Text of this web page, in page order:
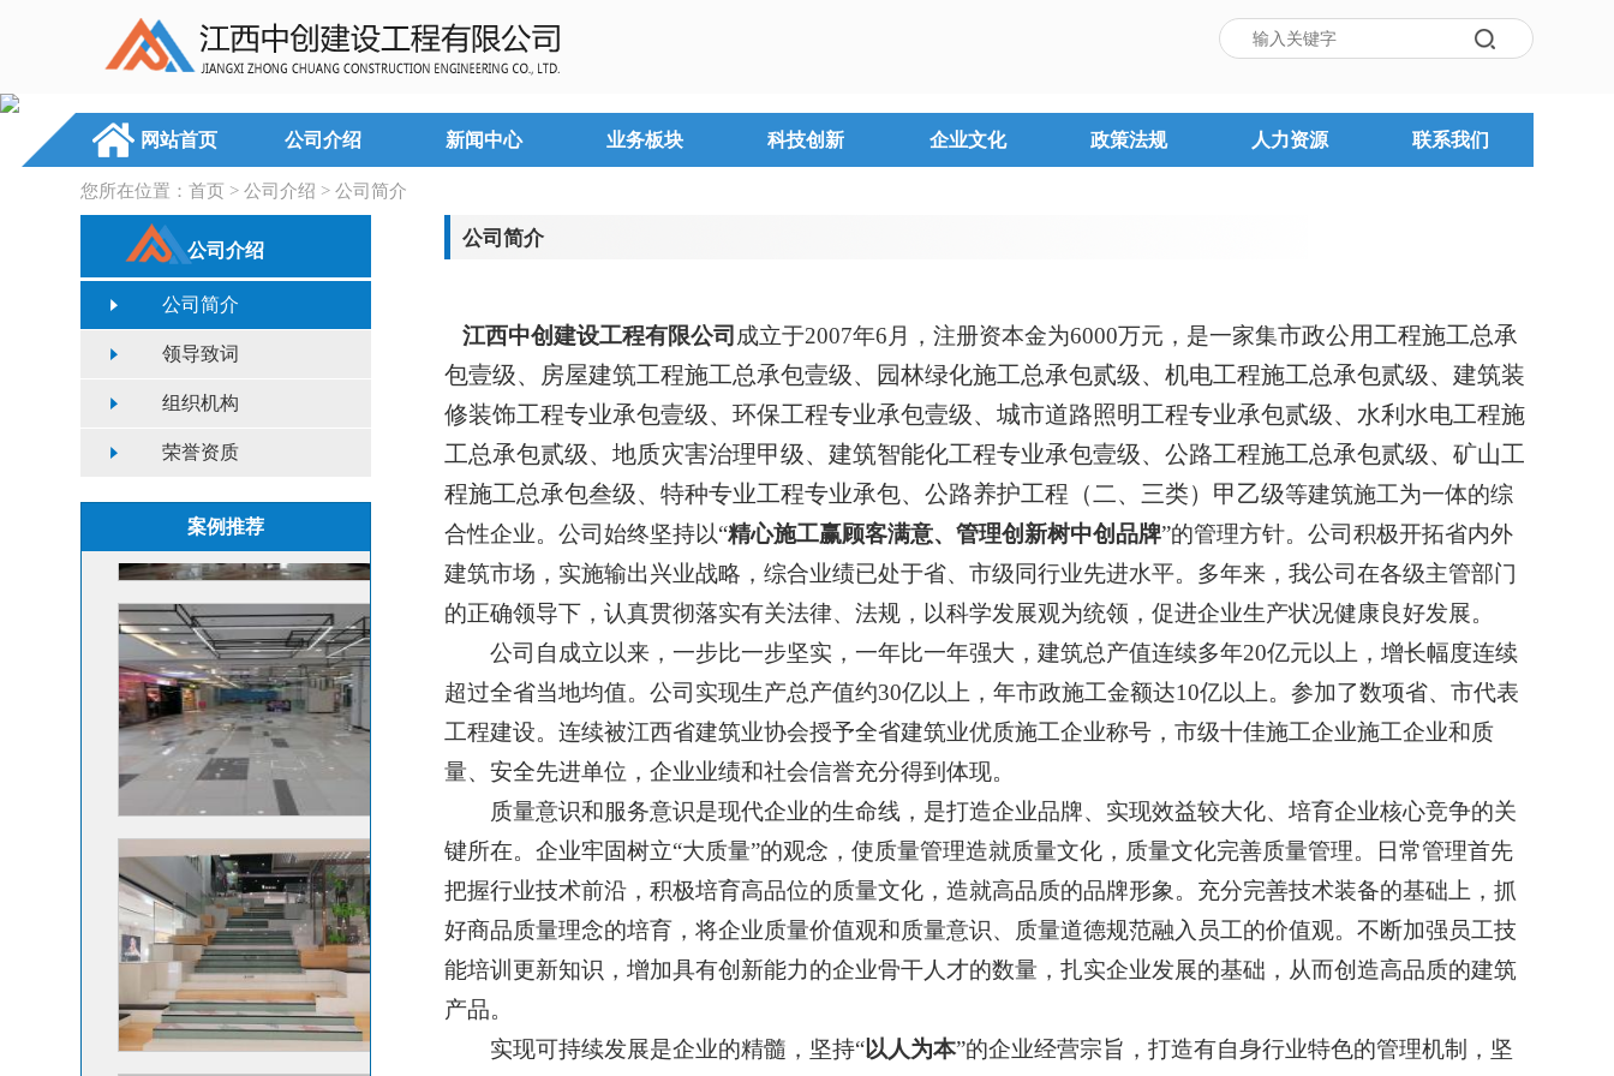
公司简介
网站首页 公司介绍 新闻中心 业务板块 科技创新 企业文化 政策法规 人力资源 联系我们
您所在位置：首页 >公司介绍 >公司简介
公司介绍
公司简介
领导致词
组织机构
荣誉资质
案例推荐
公司简介
江西中创建设工程有限公司 成立于2007年6月，注册资本金为6000万元，是一家集市政公用工程施工总承
包壹级、房屋建筑工程施工总承包壹级、园林绿化施工总承包贰级、机电工程施工总承包贰级、建筑装
修装饰工程专业承包壹级、环保工程专业承包壹级、城市道路照明工程专业承包贰级、水利水电工程施
工总承包贰级、地质灾害治理甲级、建筑智能化工程专业承包壹级、公路工程施工总承包贰级、矿山工
程施工总承包叁级、特种专业工程专业承包、公路养护工程（二、三类）甲乙级等建筑施工为一体的综
合性企业。公司始终坚持以“精心施工赢顾客满意、管理创新树中创品牌”的管理方针。公司积极开拓省内外
建筑市场，实施输出兴业战略，综合业绩已处于省、市级同行业先进水平。多年来，我公司在各级主管部门
的正确领导下，认真贯彻落实有关法律、法规，以科学发展观为统领，促进企业生产状况健康良好发展。
公司自成立以来，一步比一步坚实，一年比一年强大，建筑总产值连续多年20亿元以上，增长幅度连续
超过全省当地均值。公司实现生产总产值约30亿以上，年市政施工金额达10亿以上。参加了数项省、市代表
工程建设。连续被江西省建筑业协会授予全省建筑业优质施工企业称号，市级十佳施工企业施工企业和质
量、安全先进单位，企业业绩和社会信誉充分得到体现。
质量意识和服务意识是现代企业的生命线，是打造企业品牌、实现效益较大化、培育企业核心竞争的关
键所在。企业牢固树立“大质量”的观念，使质量管理造就质量文化，质量文化完善质量管理。日常管理首先
把握行业技术前沿，积极培育高品位的质量文化，造就高品质的品牌形象。充分完善技术装备的基础上，抓
好商品质量理念的培育，将企业质量价值观和质量意识、质量道德规范融入员工的价值观。不断加强员工技
能培训更新知识，增加具有创新能力的企业骨干人才的数量，扎实企业发展的基础，从而创造高品质的建筑
产品。
实现可持续发展是企业的精髓，坚持“以人为本”的企业经营宗旨，打造有自身行业特色的管理机制，坚